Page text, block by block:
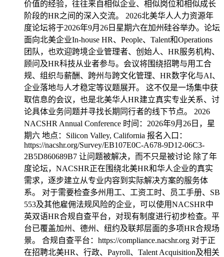
价值的经验，往往来自相似企业、相似岗位和相似成长
阶段的HR之间的深入交流。 2026北美华人人力资源年
度论坛将于2026年9月26日星期六在加州硅谷举办。论坛
面向北美企业In-house HR、People、Talent和Operations
团队，也欢迎跨境企业管理者、创始人、HR服务机构、
顾问及HR科技从业者参与。会议将围绕招聘与用工合
规、组织与薪酬、跨州与跨文化管理、HR数字化与AI、
企业落地与人才稳定等议题展开。 这不仅是一场集中获
取信息的会议，也是北美华人HR建立真实专业关系、讨
论具体业务问题并寻找长期同行者的线下节点。 2026
NACSHR Annual Conference 时间：2026年9月26日，星
期六 地点：Silicon Valley, California 报名入口：
https://nacshr.org/Survey/EB107E0C-A678-9D12-06C3-
2B5D860689B7 让问题被解决，而不只是被讨论 除了年
度论坛，NACSHR正在围绕北美HR和华人企业的真实
需求，逐步建立从专业内容到实际解决方案的服务体
系。 对于需要检查多州用工、工资工时、员工手册、SB
553及其他雇佣法规风险的企业，可以使用NACSHR中
英双语HR合规自查平台，对现有制度进行初步检查。平
台已覆盖加州、德州、纽约及联邦层面的多项HR合规场
景。 合规自查平台：https://compliance.nacshr.org 对于正
在招聘北美HR、行政、Payroll、Talent Acquisition及相关